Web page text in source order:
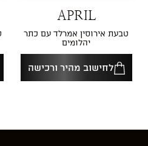
APRIL
טבעת אירוסין אמרלד עם כתר
יהלומים
לחישוב מהיר ורכישה